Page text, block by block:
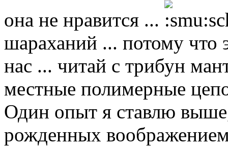
она не нравится ...
шараханий ... потому что
нас ... читай с трибун
местные полимерные
Один опыт я ставлю
рожденных